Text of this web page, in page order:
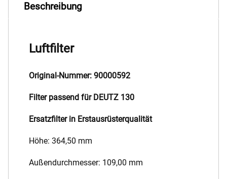
Beschreibung
Luftfilter
Original-Nummer: 90000592
Filter passend für DEUTZ 130
Ersatzfilter in Erstausrüsterqualität
Höhe: 364,50 mm
Außendurchmesser: 109,00 mm